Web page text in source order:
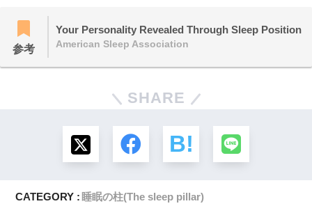
参考
Your Personality Revealed Through Sleep Position
American Sleep Association
SHARE
CATEGORY : 睡眠の柱(The sleep pillar)